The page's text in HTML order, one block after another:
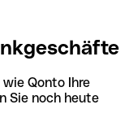
wie Qonto Ihre
Sie noch heute